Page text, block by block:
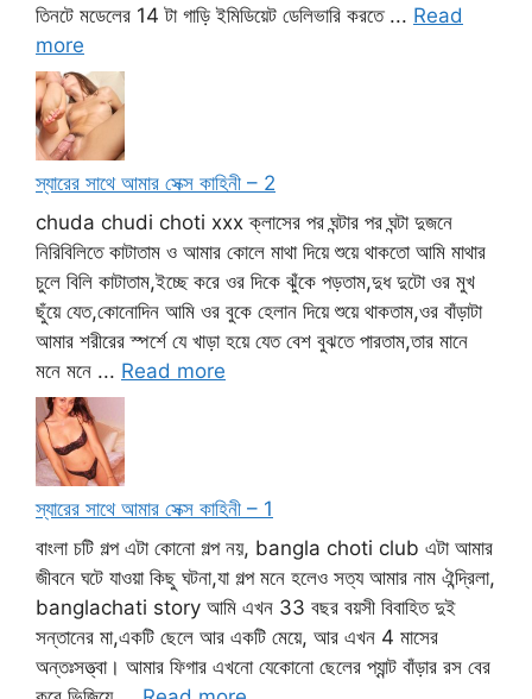
তিনটে মডেলের 14 টা গাড়ি ইমিডিয়েট ডেলিভারি করতে ... Read
more
স্যারের সাথে আমার সেক্স কাহিনী – 2
chuda chudi choti xxx ক্লাসের পর ঘন্টার পর ঘন্টা দুজনে
নিরিবিলিতে কাটাতাম ও আমার কোলে মাথা দিয়ে শুয়ে থাকতো আমি মাথার
চুলে বিলি কাটাতাম,ইচ্ছে করে ওর দিকে ঝুঁকে পড়তাম,দুধ দুটো ওর মুখ
ছুঁয়ে যেত,কোনোদিন আমি ওর বুকে হেলান দিয়ে শুয়ে থাকতাম,ওর বাঁড়াটা
আমার শরীরের স্পর্শে যে খাড়া হয়ে যেত বেশ বুঝতে পারতাম,তার মানে
মনে মনে ... Read more
স্যারের সাথে আমার সেক্স কাহিনী – 1
বাংলা চটি গল্প এটা কোনো গল্প নয়, bangla choti club এটা আমার
জীবনে ঘটে যাওয়া কিছু ঘটনা,যা গল্প মনে হলেও সত্য আমার নাম ঐন্দ্রিলা,
banglachati story আমি এখন 33 বছর বয়সী বিবাহিত দুই
সন্তানের মা,একটি ছেলে আর একটি মেয়ে, আর এখন 4 মাসের
অন্তঃসত্ত্বা। আমার ফিগার এখনো যেকোনো ছেলের প্যান্ট বাঁড়ার রস বের